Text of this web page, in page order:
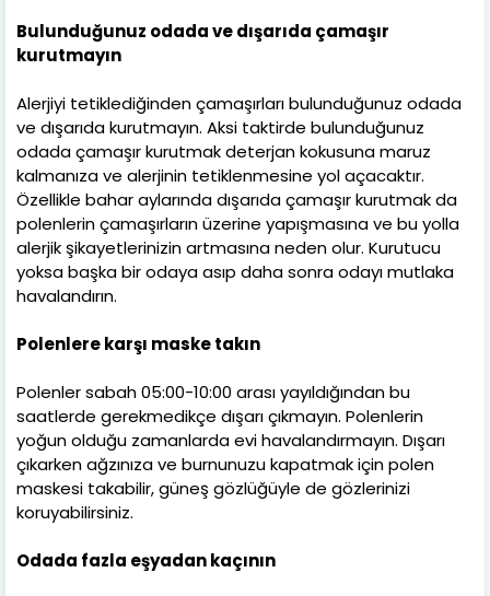
Bulunduğunuz odada ve dışarıda çamaşır
kurutmayın
Alerjiyi tetiklediğinden çamaşırları bulunduğunuz odada
ve dışarıda kurutmayın. Aksi taktirde bulunduğunuz
odada çamaşır kurutmak deterjan kokusuna maruz
kalmanıza ve alerjinin tetiklenmesine yol açacaktır.
Özellikle bahar aylarında dışarıda çamaşır kurutmak da
polenlerin çamaşırların üzerine yapışmasına ve bu yolla
alerjik şikayetlerinizin artmasına neden olur. Kurutucu
yoksa başka bir odaya asıp daha sonra odayı mutlaka
havalandırın.
Polenlere karşı maske takın
Polenler sabah 05:00-10:00 arası yayıldığından bu
saatlerde gerekmedikçe dışarı çıkmayın. Polenlerin
yoğun olduğu zamanlarda evi havalandırmayın. Dışarı
çıkarken ağzınıza ve burnunuzu kapatmak için polen
maskesi takabilir, güneş gözlüğüyle de gözlerinizi
koruyabilirsiniz.
Odada fazla eşyadan kaçının